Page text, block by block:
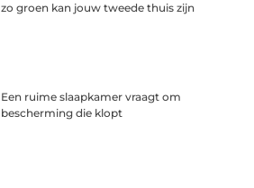
zo groen kan jouw tweede thuis zijn
Een ruime slaapkamer vraagt om
bescherming die klopt